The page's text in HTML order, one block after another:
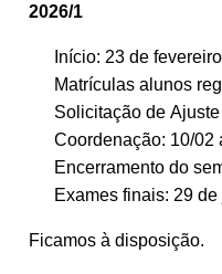
2026/1
Início: 23 de fevereiro
Matrículas alunos
Solicitação de
Coordenação: 10/02
Encerramento do
Exames finais: 29
Ficamos à disposição.